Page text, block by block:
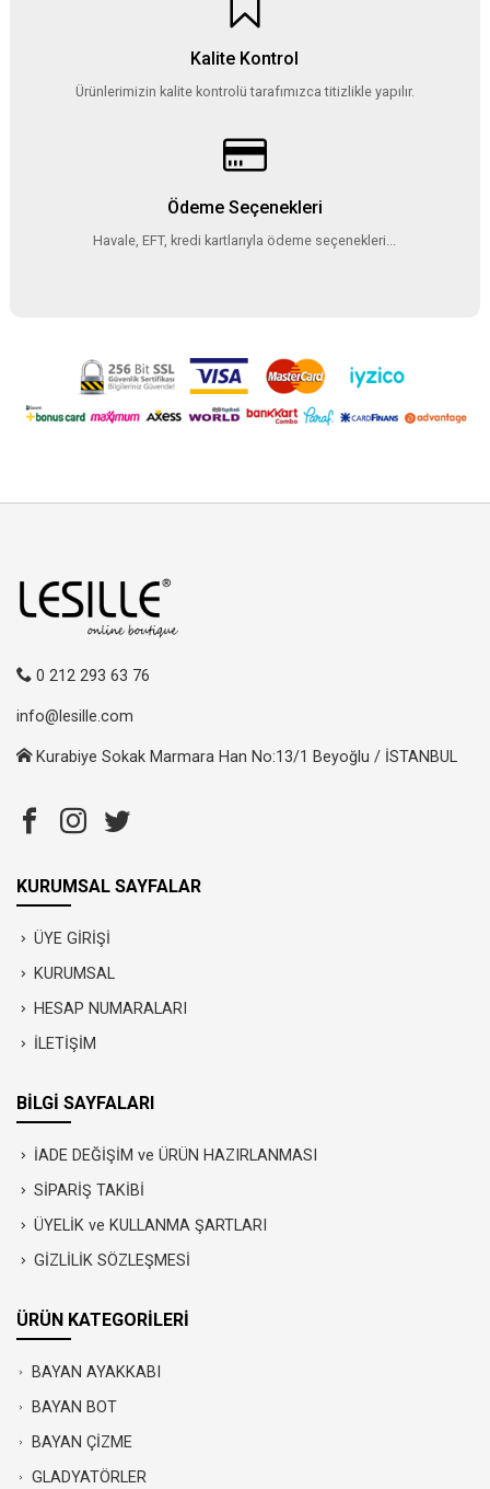
Kalite Kontrol
Ürünlerimizin kalite kontrolü tarafımızca titizlikle yapılır.
Ödeme Seçenekleri
Havale, EFT, kredi kartlarıyla ödeme seçenekleri...
0 212 293 63 76
info@lesille.com
Kurabiye Sokak Marmara Han No:13/1 Beyoğlu / İSTANBUL
KURUMSAL SAYFALAR
ÜYE GİRİŞİ
KURUMSAL
HESAP NUMARALARI
İLETİŞİM
BİLGİ SAYFALARI
İADE DEĞİŞİM ve ÜRÜN HAZIRLANMASI
SİPARİŞ TAKİBİ
ÜYELİK ve KULLANMA ŞARTLARI
GİZLİLİK SÖZLEŞMESİ
ÜRÜN KATEGORİLERİ
BAYAN AYAKKABI
BAYAN BOT
BAYAN ÇİZME
GLADYATÖRLER